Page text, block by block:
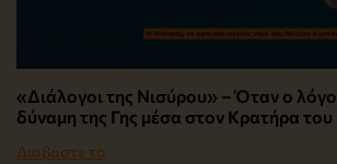
«Διάλογοι της Νισύρου» – Όταν ο
δύναμη της Γης μέσα στον Κρατήρα
Διαβάστε το